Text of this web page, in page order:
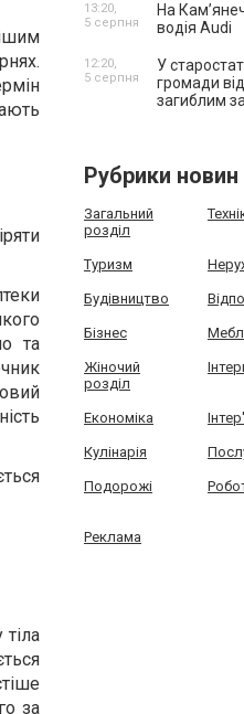
та
за
На
водія Audi
13:20,
5 серпня
У
громади
загиблим
12:20,
5 серпня
Рубрики новин
Загальний
розділ
Туризм
Будівництво
Бізнес
Жіночий
розділ
Економіка
Кулінарія
Подорожі
Реклама